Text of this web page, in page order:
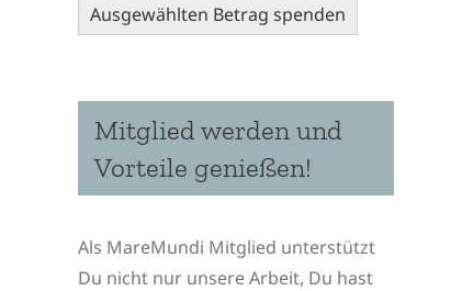
Ausgewählten Betrag spenden
Mitglied werden und
Vorteile genießen!
Als MareMundi Mitglied unterstützt
Du nicht nur unsere Arbeit, Du hast